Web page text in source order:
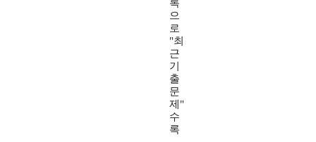
록
으
로
"최
근
기
출
문
제"
수
록